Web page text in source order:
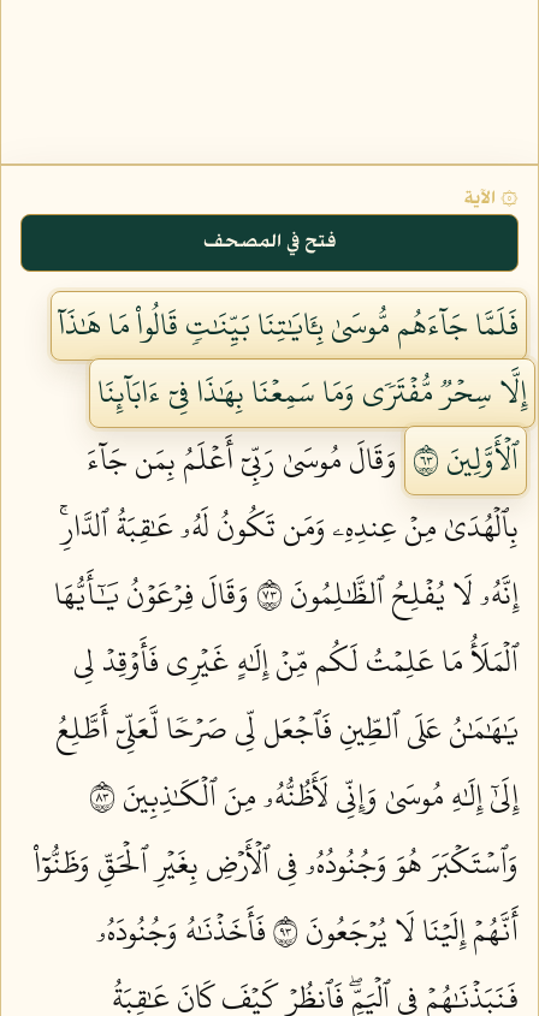
۞ الآية
فتح في المصحف
فَلَمَّا جَآءَهُم مُّوسَىٰ بِـَٔايَٰتِنَا بَيِّنَٰتٖ قَالُواْ مَا هَٰذَآ
إِلَّا سِحۡرٞ مُّفۡتَرٗى وَمَا سَمِعۡنَا بِهَٰذَا فِيٓ ءَابَآئِنَا
ٱلۡأَوَّلِينَ ٣٦
وَقَالَ مُوسَىٰ رَبِّيٓ أَعۡلَمُ بِمَن جَآءَ
بِٱلۡهُدَىٰ مِنۡ عِندِهِۦ وَمَن تَكُونُ لَهُۥ عَٰقِبَةُ ٱلدَّارِۚ
إِنَّهُۥ لَا يُفۡلِحُ ٱلظَّٰلِمُونَ ٣٧
وَقَالَ فِرۡعَوۡنُ يَٰٓأَيُّهَا
ٱلۡمَلَأُ مَا عَلِمۡتُ لَكُم مِّنۡ إِلَٰهٍ غَيۡرِي فَأَوۡقِدۡ لِي
يَٰهَٰمَٰنُ عَلَى ٱلطِّينِ فَٱجۡعَل لِّي صَرۡحٗا لَّعَلِّيٓ أَطَّلِعُ
إِلَىٰٓ إِلَٰهِ مُوسَىٰ وَإِنِّي لَأَظُنُّهُۥ مِنَ ٱلۡكَٰذِبِينَ ٣٨
وَٱسۡتَكۡبَرَ هُوَ وَجُنُودُهُۥ فِي ٱلۡأَرۡضِ بِغَيۡرِ ٱلۡحَقِّ وَظَنُّوٓاْ
أَنَّهُمۡ إِلَيۡنَا لَا يُرۡجَعُونَ ٣٩
فَأَخَذۡنَٰهُ وَجُنُودَهُۥ
فَنَبَذۡنَٰهُمۡ فِي ٱلۡيَمِّۖ فَٱنظُرۡ كَيۡفَ كَانَ عَٰقِبَةُ